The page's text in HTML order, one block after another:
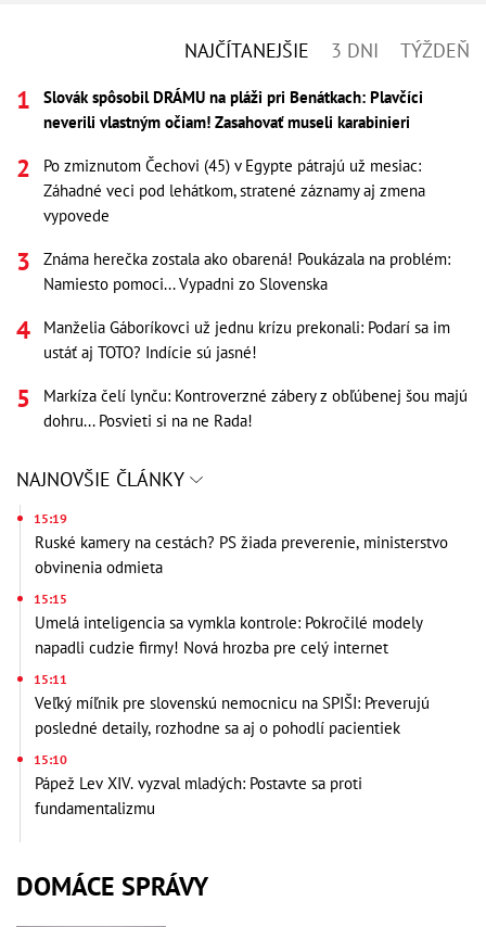
NAJČÍTANEJŠIE 3 DNI TÝŽDEŇ
Slovák spôsobil DRÁMU na pláži pri Benátkach: Plavčíci
neverili vlastným očiam! Zasahovať museli karabinieri
Po zmiznutom Čechovi (45) v Egypte pátrajú už mesiac:
Záhadné veci pod lehátkom, stratené záznamy aj zmena
vypovede
Známa herečka zostala ako obarená! Poukázala na problém:
Namiesto pomoci... Vypadni zo Slovenska
Manželia Gáboríkovci už jednu krízu prekonali: Podarí sa im
ustáť aj TOTO? Indície sú jasné!
Markíza čelí lynču: Kontroverzné zábery z obľúbenej šou majú
dohru... Posvieti si na ne Rada!
NAJNOVŠIE ČLÁNKY
15:19
Ruské kamery na cestách? PS žiada preverenie, ministerstvo
obvinenia odmieta
15:15
Umelá inteligencia sa vymkla kontrole: Pokročilé modely
napadli cudzie firmy! Nová hrozba pre celý internet
15:11
Veľký míľnik pre slovenskú nemocnicu na SPIŠI: Preverujú
posledné detaily, rozhodne sa aj o pohodlí pacientiek
15:10
Pápež Lev XIV. vyzval mladých: Postavte sa proti
fundamentalizmu
DOMÁCE SPRÁVY